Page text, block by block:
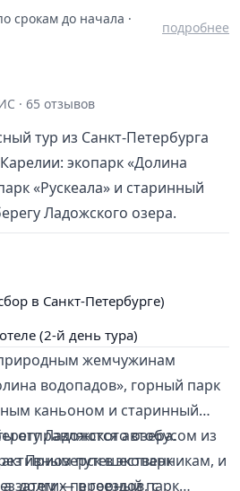
срокам до начала ·
подробнее
· 65 отзывов
тур из Санкт-Петербурга
экопарк «Долина
«Рускеала» и старинный
Ладожского озера.
в Санкт-Петербурге)
(2-й день тура)
жемчужинам
водопадов», горный парк
каньоном и старинный
Ладожского озера.
путешественникам, и
долгих переездов, с
отправляются автобусом из
Приозерск в экопарк
затем — в горный парк